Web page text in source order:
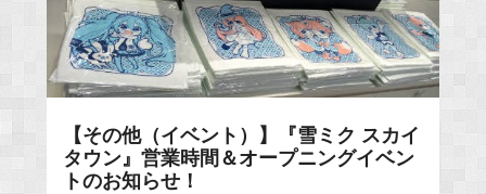
【その他（イベント）】『雪ミク スカイ
タウン』営業時間＆オープニングイベン
トのお知らせ！